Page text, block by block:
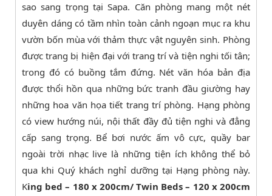
sao sang trọng tại Sapa. Căn phòng mang một nét
duyên dáng có tầm nhìn toàn cảnh ngoạn mục ra khu
vườn bốn mùa với thảm thực vật nguyên sinh. Phòng
được trang bị hiện đại với trang trí và tiện nghi tối tân;
trong đó có buồng tắm đứng. Nét văn hóa bản địa
được thổi hồn qua những bức tranh đầu giường hay
những hoa văn họa tiết trang trí phòng. Hạng phòng
có view hướng núi, nội thất đầy đủ tiện nghi và đẳng
cấp sang trọng. Bể bơi nước ấm vô cực, quầy bar
ngoài trời nhạc live là những tiện ích không thể bỏ
qua khi Quý khách nghỉ dưỡng tại Hạng phòng này.
King bed – 180 x 200cm/ Twin Beds – 120 x 200cm